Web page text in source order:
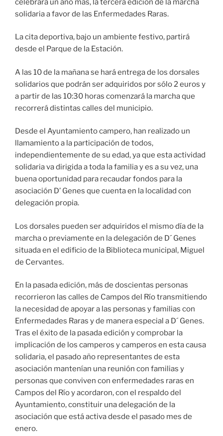
celebrará un año más, la tercera edición de la marcha
solidaria a favor de las Enfermedades Raras.
La cita deportiva, bajo un ambiente festivo, partirá
desde el Parque de la Estación.
A las 10 de la mañana se hará entrega de los dorsales
solidarios que podrán ser adquiridos por sólo 2 euros y
a partir de las 10:30 horas comenzará la marcha que
recorrerá distintas calles del municipio.
Desde el Ayuntamiento campero, han realizado un
llamamiento a la participación de todos,
independientemente de su edad, ya que esta actividad
solidaria va dirigida a toda la familia y es a su vez, una
buena oportunidad para recaudar fondos para la
asociación D’ Genes que cuenta en la localidad con
delegación propia.
Los dorsales pueden ser adquiridos el mismo día de la
marcha o previamente en la delegación de D´ Genes
situada en el edificio de la Biblioteca municipal, Miguel
de Cervantes.
En la pasada edición, más de doscientas personas
recorrieron las calles de Campos del Río transmitiendo
la necesidad de apoyar a las personas y familias con
Enfermedades Raras y de manera especial a D´ Genes.
Tras el éxito de la pasada edición y comprobar la
implicación de los camperos y camperos en esta causa
solidaria, el pasado año representantes de esta
asociación mantenían una reunión con familias y
personas que conviven con enfermedades raras en
Campos del Río y acordaron, con el respaldo del
Ayuntamiento, constituir una delegación de la
asociación que está activa desde el pasado mes de
enero.